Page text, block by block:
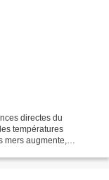
directes du
températures
augmente,